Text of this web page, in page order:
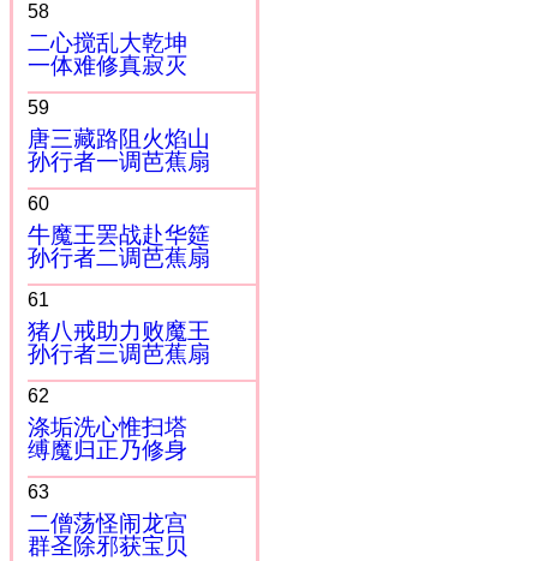
58
二心搅乱大乾坤
一体难修真寂灭
59
唐三藏路阻火焰山
孙行者一调芭蕉扇
60
牛魔王罢战赴华筵
孙行者二调芭蕉扇
61
猪八戒助力败魔王
孙行者三调芭蕉扇
62
涤垢洗心惟扫塔
缚魔归正乃修身
63
二僧荡怪闹龙宫
群圣除邪获宝贝